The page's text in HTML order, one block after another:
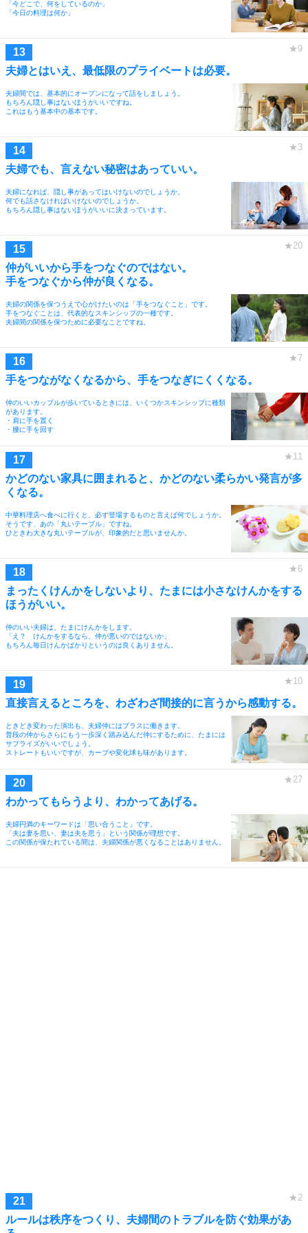
「今どこで、何をしているのか」
「今日の料理は何か」
夫婦とはいえ、最低限のプライベートは必要。
夫婦間では、基本的にオープンになって話をしましょう。
もちろん隠し事はないほうがいいですね。
これはもう基本中の基本です。
夫婦でも、言えない秘密はあっていい。
夫婦になれば、隠し事があってはいけないのでしょうか。
何でも話さなければいけないのでしょうか。
もちろん隠し事はないほうがいいに決まっています。
仲がいいから手をつなぐのではない。
手をつなぐから仲が良くなる。
夫婦の関係を保つうえで心がけたいのは「手をつなぐこと」です。
手をつなぐことは、代表的なスキンシップの一種です。
夫婦間の関係を保つために必要なことですね。
手をつながなくなるから、手をつなぎにくくなる。
仲のいいカップルが歩いているときには、いくつかスキンシップに種類
があります。
・肩に手を置く
・腰に手を回す
かどのない家具に囲まれると、かどのない柔らかい発言が多
くなる。
中華料理店へ食べに行くと、必ず登場するものと言えば何でしょうか。
そうです、あの「丸いテーブル」ですね。
ひときわ大きな丸いテーブルが、印象的だと思いませんか。
まったくけんかをしないより、たまには小さなけんかをする
ほうがいい。
仲のいい夫婦は、たまにけんかをします。
「え？ けんかをするなら、仲が悪いのではないか」
もちろん毎日けんかばかりというのは良くありません。
直接言えるところを、わざわざ間接的に言うから感動する。
ときどき変わった演出も、夫婦仲にはプラスに働きます。
普段の仲からさらにもう一歩深く踏み込んだ仲にするために、たまには
サプライズがいいでしょう。
ストレートもいいですが、カーブや変化球も味があります。
わかってもらうより、わかってあげる。
夫婦円満のキーワードは「思い合うこと」です。
「夫は妻を思い、妻は夫を思う」という関係が理想です。
この関係が保たれている間は、夫婦関係が悪くなることはありません。
ルールは秩序をつくり、夫婦間のトラブルを防ぐ効果があ